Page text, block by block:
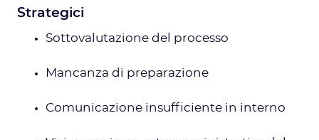
Strategici
Sottovalutazione del processo
Mancanza di preparazione
Comunicazione insufficiente in interno